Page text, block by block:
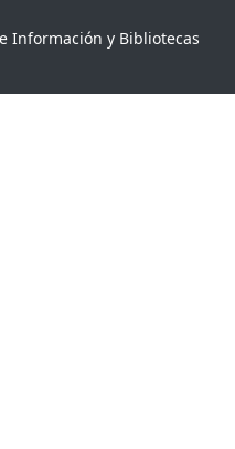
Información y Bibliotecas